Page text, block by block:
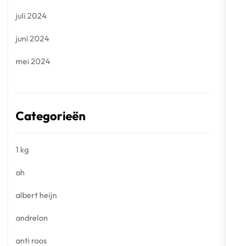
juli 2024
juni 2024
mei 2024
Categorieën
1 kg
ah
albert heijn
andrelon
anti roos